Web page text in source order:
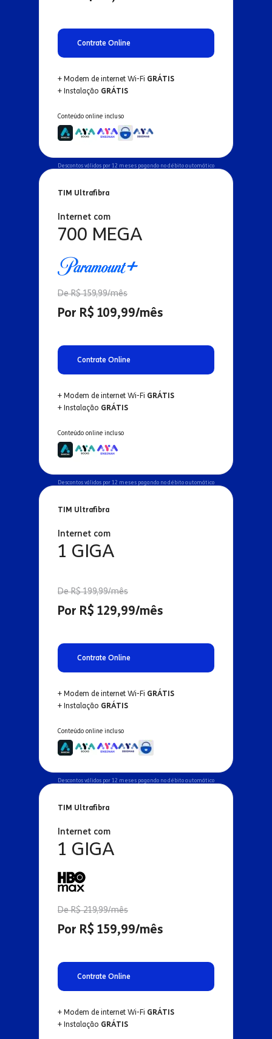
Contrate Online
+ Modem de internet Wi-Fi GRÁTIS
+ Instalação GRÁTIS
Conteúdo online incluso
Descontos válidos por 12 meses pagando no débito automático
TIM Ultrafibra
Internet com
700 MEGA
De R$ 159,99/mês
Por R$ 109,99/mês
Contrate Online
+ Modem de internet Wi-Fi GRÁTIS
+ Instalação GRÁTIS
Conteúdo online incluso
Descontos válidos por 12 meses pagando no débito automático
TIM Ultrafibra
Internet com
1 GIGA
De R$ 199,99/mês
Por R$ 129,99/mês
Contrate Online
+ Modem de internet Wi-Fi GRÁTIS
+ Instalação GRÁTIS
Conteúdo online incluso
Descontos válidos por 12 meses pagando no débito automático
TIM Ultrafibra
Internet com
1 GIGA
De R$ 219,99/mês
Por R$ 159,99/mês
Contrate Online
+ Modem de internet Wi-Fi GRÁTIS
+ Instalação GRÁTIS